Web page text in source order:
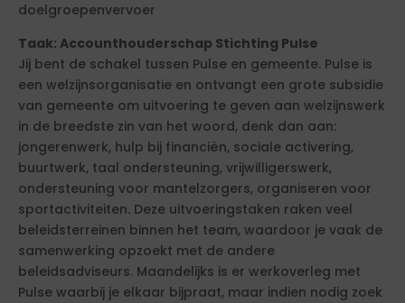
doelgroepenvervoer
Taak: Accounthouderschap Stichting Pulse
Jij bent de schakel tussen Pulse en gemeente. Pulse is
een welzijnsorganisatie en ontvangt een grote subsidie
van gemeente om uitvoering te geven aan welzijnswerk
in de breedste zin van het woord, denk dan aan:
jongerenwerk, hulp bij financiën, sociale activering,
buurtwerk, taal ondersteuning, vrijwilligerswerk,
ondersteuning voor mantelzorgers, organiseren voor
sportactiviteiten. Deze uitvoeringstaken raken veel
beleidsterreinen binnen het team, waardoor je vaak de
samenwerking opzoekt met de andere
beleidsadviseurs. Maandelijks is er werkoverleg met
Pulse waarbij je elkaar bijpraat, maar indien nodig zoek